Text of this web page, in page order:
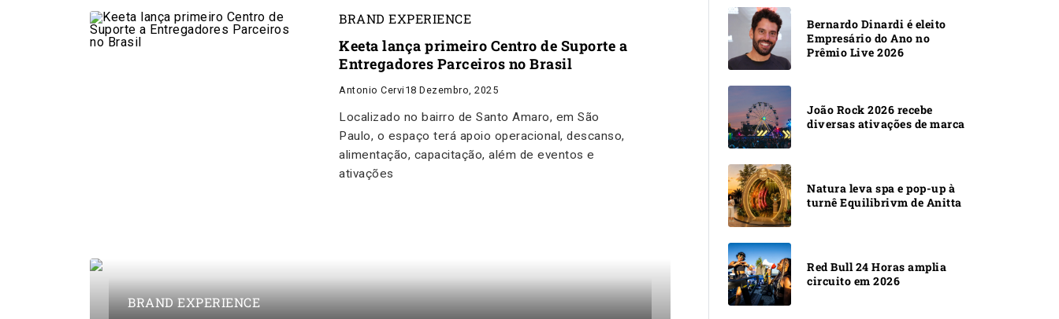
BRAND EXPERIENCE
Keeta lança primeiro Centro de Suporte a
Entregadores Parceiros no Brasil
Antonio Cervi 18 Dezembro, 2025
Localizado no bairro de Santo Amaro, em São
Paulo, o espaço terá apoio operacional, descanso,
alimentação, capacitação, além de eventos e
ativações
BRAND EXPERIENCE
Bernardo Dinardi é eleito
Empresário do Ano no
Prêmio Live 2026
João Rock 2026 recebe
diversas ativações de marca
Natura leva spa e pop-up à
turnê Equilibrivm de Anitta
Red Bull 24 Horas amplia
circuito em 2026